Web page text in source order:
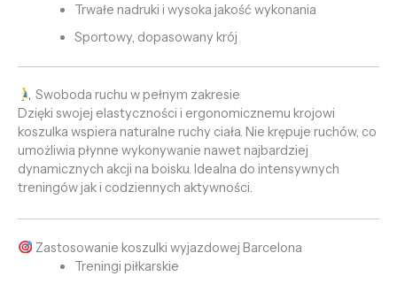
Trwałe nadruki i wysoka jakość wykonania
Sportowy, dopasowany krój
Swoboda ruchu w pełnym zakresie
Dzięki swojej elastyczności i ergonomicznemu krojowi
koszulka wspiera naturalne ruchy ciała. Nie krępuje ruchów, co
umożliwia płynne wykonywanie nawet najbardziej
dynamicznych akcji na boisku. Idealna do intensywnych
treningów jak i codziennych aktywności.
Zastosowanie koszulki wyjazdowej Barcelona
Treningi piłkarskie